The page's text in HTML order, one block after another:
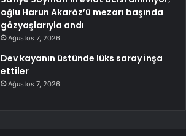
oğlu Harun Akaröz’ü mezarı başında
gözyaşlarıyla andı
Ağustos 7, 2026
Dev kayanın üstünde lüks saray inşa
ettiler
Ağustos 7, 2026